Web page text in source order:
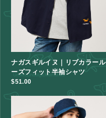
ナガスギルイヌ｜リブカラール
ーズフィット半袖シャツ
$‌51.00